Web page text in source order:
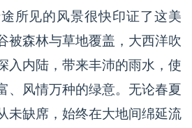
所见的风景很快印证了这美
被森林与草地覆盖，大西洋吹
入内陆，带来丰沛的雨水，使
、风情万种的绿意。无论春夏
未缺席，始终在大地间绵延流